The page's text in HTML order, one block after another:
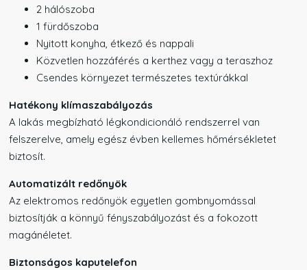
2 hálószoba
1 fürdőszoba
Nyitott konyha, étkező és nappali
Közvetlen hozzáférés a kerthez vagy a teraszhoz
Csendes környezet természetes textúrákkal
Hatékony klímaszabályozás
A lakás megbízható légkondicionáló rendszerrel van
felszerelve, amely egész évben kellemes hőmérsékletet
biztosít.
Automatizált redőnyök
Az elektromos redőnyök egyetlen gombnyomással
biztosítják a könnyű fényszabályozást és a fokozott
magánéletet.
Biztonságos kaputelefon